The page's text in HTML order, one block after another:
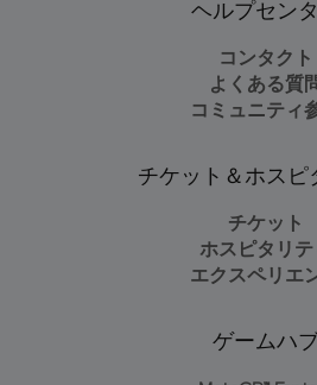
ヘルプセン
コンタクト
よくある質
コミュニティ
チケット＆ホスピ
チケット
ホスピタリテ
エクスペリエ
ゲームハブ